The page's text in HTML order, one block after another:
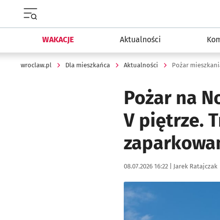
WAKACJE Aktualności
wroclaw.pl Dla mieszkańca Aktualności Pożar
Pożar na
V piętrze.
Data publikacji:
08.07.2026 16:22 | Autor:
Jarek Ratajczak
Kliknij, aby zobaczyć galerię
Kliknij, aby powiększyć